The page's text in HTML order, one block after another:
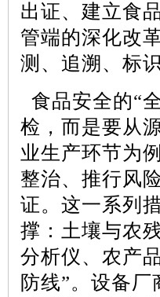
出证、建立食
管端的深化改
测、追溯、标
食品安全的“
检，而是要从
业生产环节为
整治、推行风
证。这一系列
撑：土壤与农
分析仪、农产
防线”。设备